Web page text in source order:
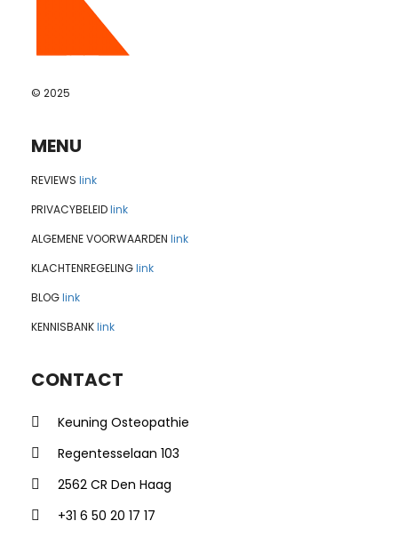
© 2025
MENU
REVIEWS link
PRIVACYBELEIDlink
ALGEMENE VOORWAARDEN link
KLACHTENREGELINGlink
BLOGlink
KENNISBANKlink
CONTACT
Keuning Osteopathie
Regentesselaan 103
2562 CR Den Haag
+31 6 50 20 17 17